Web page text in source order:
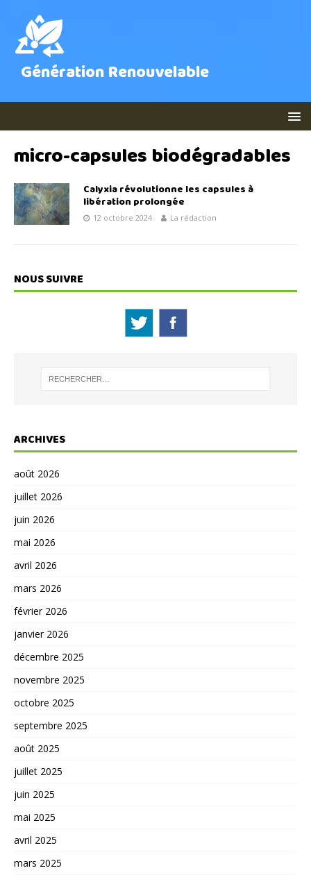
Génération Renouvelable
micro-capsules biodégradables
Calyxia révolutionne les capsules à
libération prolongée
12 octobre 2024 La rédaction
NOUS SUIVRE
ARCHIVES
août 2026
juillet 2026
juin 2026
mai 2026
avril 2026
mars 2026
février 2026
janvier 2026
décembre 2025
novembre 2025
octobre 2025
septembre 2025
août 2025
juillet 2025
juin 2025
mai 2025
avril 2025
mars 2025